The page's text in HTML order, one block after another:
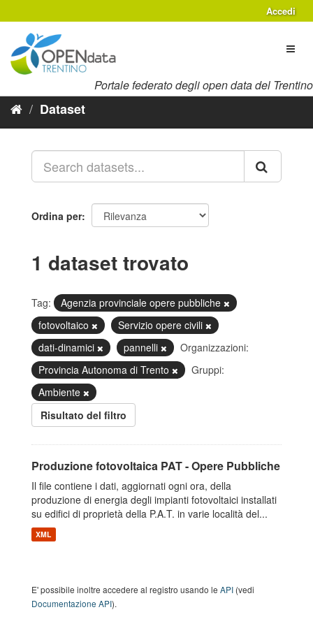
al
contenuto
Accedi
Portale federato degli open data del Trentino
Dataset
Ordina per
1 dataset trovato
Tag:
Agenzia provinciale opere pubbliche
fotovoltaico
Servizio opere civili
dati-dinamici
pannelli
Organizzazioni:
Provincia Autonoma di Trento
Gruppi:
Ambiente
Risultato del filtro
Produzione fotovoltaica PAT - Opere Pubbliche
Il file contiene i dati, aggiornati ogni ora, della
produzione di energia degli impianti fotovoltaici installati
su edifici di proprietà della P.A.T. in varie località del...
XML
E' possibile inoltre accedere al registro usando le API (vedi
Documentazione API).